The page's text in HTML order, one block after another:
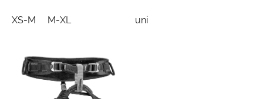
XS-M M-XL uni